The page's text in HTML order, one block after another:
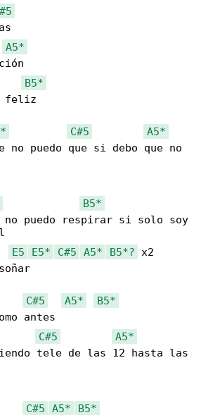
A5*
B5*
feliz
C#5
A5*
no puedo que si debo que no
B5*
no puedo respirar si solo soy
E5
E5* C#5 A5* B5*? x2
C#5 A5*
B5*
C#5
A5*
tele de las 12 hasta las
C#5 A5* B5*